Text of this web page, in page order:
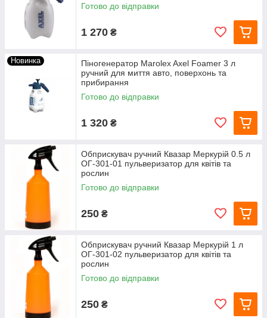
Готово до відправки
1 270 ₴
Новинка
Піногенератор Marolex Axel Foamer 3 л
ручний для миття авто, поверхонь та
прибирання
Готово до відправки
1 320 ₴
Обприскувач ручний Квазар Меркурій 0.5 л
ОГ-301-01 пульверизатор для квітів та
рослин
Готово до відправки
250 ₴
Обприскувач ручний Квазар Меркурій 1 л
ОГ-301-02 пульверизатор для квітів та
рослин
Готово до відправки
250 ₴